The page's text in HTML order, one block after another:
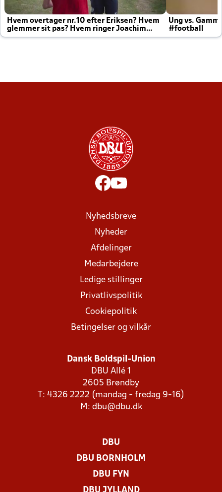
Hvem overtager nr.10 efter Eriksen? Hvem
glemmer sit pas? Hvem ringer Joachim
altid til efter kampe?
Ung vs.
#football
Nyhedsbreve
Nyheder
Afdelinger
Medarbejdere
Ledige stillinger
Privatlivspolitik
Cookiepolitik
Betingelser og vilkår
Dansk Boldspil-Union
DBU Allé 1
2605 Brøndby
T: 4326 2222 (mandag - fredag 9-16)
M: dbu@dbu.dk
DBU
DBU BORNHOLM
DBU FYN